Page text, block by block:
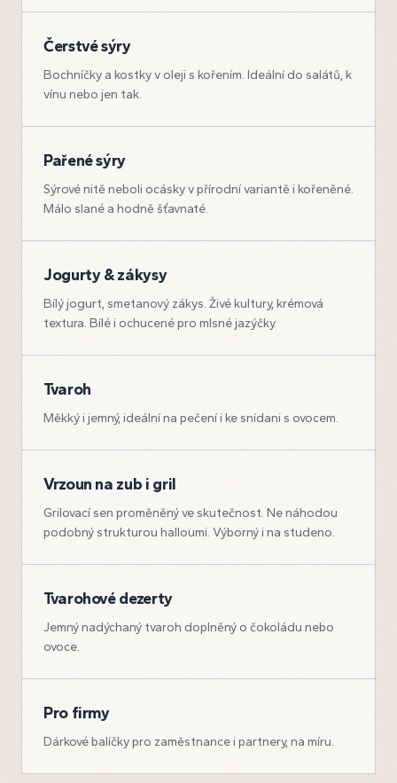
Čerstvé sýry
Bochníčky a kostky v oleji s kořením. Ideální do salátů, k
vínu nebo jen tak.
Pařené sýry
Sýrové nitě neboli ocásky v přírodní variantě i kořeněné.
Málo slané a hodně šťavnaté.
Jogurty & zákysy
Bílý jogurt, smetanový zákys. Živé kultury, krémová
textura. Bílé i ochucené pro mlsné jazýčky.
Tvaroh
Měkký i jemný, ideální na pečení i ke snídani s ovocem.
Vrzoun na zub i gril
Grilovací sen proměněný ve skutečnost. Ne náhodou
podobný strukturou halloumi. Výborný i na studeno.
Tvarohové dezerty
Jemný nadýchaný tvaroh doplněný o čokoládu nebo
ovoce.
Pro firmy
Dárkové balíčky pro zaměstnance i partnery, na míru.